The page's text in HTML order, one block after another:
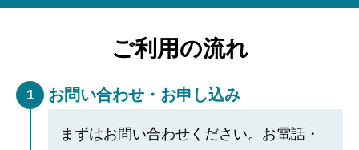
ご利用の流れ
1 お問い合わせ・お申し込み
まずはお問い合わせください。お電話・